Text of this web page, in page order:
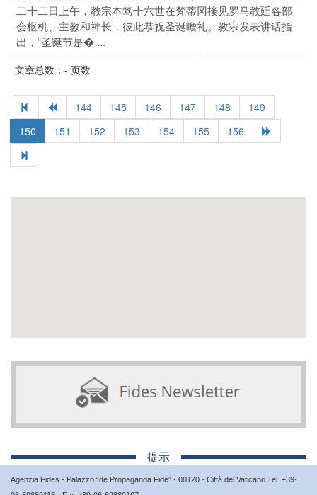
二十二日上午，教宗本笃十六世在梵蒂冈接见罗马教廷各部
会枢机、主教和神长，彼此恭祝圣诞瞻礼。教宗发表讲话指
出，“圣诞节是� ...
文章总数：- 页数
144 145 146 147 148
149
150
151 152 153 154 155 156
提示
Agenzia Fides - Palazzo “de Propaganda Fide” - 00120 - Città del Vaticano Tel. +39-